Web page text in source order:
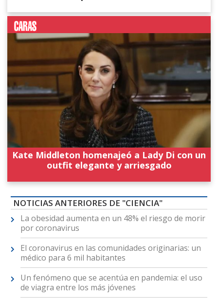
Kate Middleton homenajeó a Lady Di con un
outfit elegante y arriesgado
NOTICIAS ANTERIORES DE "CIENCIA"
La obesidad aumenta en un 48% el riesgo de morir
por coronavirus
El coronavirus en las comunidades originarias: un
médico para 6 mil habitantes
Un fenómeno que se acentúa en pandemia: el uso
de viagra entre los más jóvenes